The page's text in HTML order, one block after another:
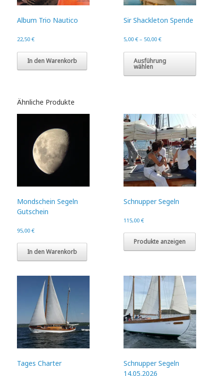
Album Trio Nautico
22,50 €
In den Warenkorb
Sir Shackleton Spende
5,00€ – 50,00€
Ausführung
wählen
auf
der
Ähnliche Produkte
Mondschein Segeln
Gutschein
95,00 €
In den Warenkorb
Schnupper Segeln
115,00€
Produkte anzeigen
Tages Charter
Schnupper Segeln
14.05.2026